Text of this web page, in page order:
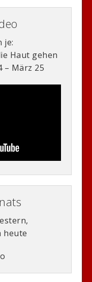
je:
Haut gehen
– März 25
heute